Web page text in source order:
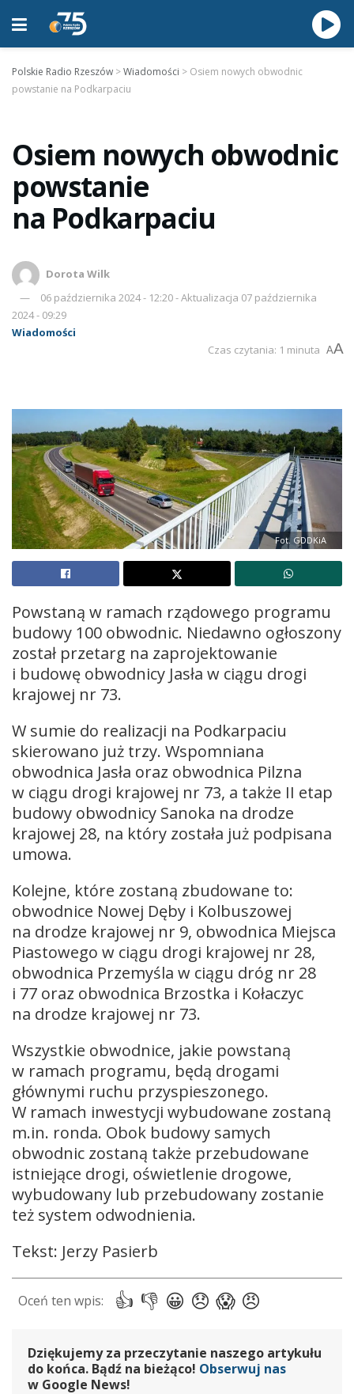
Polskie Radio Rzeszów >Wiadomości > Osiem nowych obwodnic
powstanie na Podkarpaciu
Osiem nowych obwodnic
powstanie
na Podkarpaciu
Dorota Wilk
06 października 2024 - 12:20 - Aktualizacja 07 października
2024 - 09:29
Wiadomości
Czas czytania: 1 minuta AA
Fot. GDDKiA
Powstaną w ramach rządowego programu
budowy 100 obwodnic. Niedawno ogłoszony
został przetarg na zaprojektowanie
i budowę obwodnicy Jasła w ciągu drogi
krajowej nr 73.
W sumie do realizacji na Podkarpaciu
skierowano już trzy. Wspomniana
obwodnica Jasła oraz obwodnica Pilzna
w ciągu drogi krajowej nr 73, a także II etap
budowy obwodnicy Sanoka na drodze
krajowej 28, na który została już podpisana
umowa.
Kolejne, które zostaną zbudowane to:
obwodnice Nowej Dęby i Kolbuszowej
na drodze krajowej nr 9, obwodnica Miejsca
Piastowego w ciągu drogi krajowej nr 28,
obwodnica Przemyśla w ciągu dróg nr 28
i 77 oraz obwodnica Brzostka i Kołaczyc
na drodze krajowej nr 73.
Wszystkie obwodnice, jakie powstaną
w ramach programu, będą drogami
głównymi ruchu przyspieszonego.
W ramach inwestycji wybudowane zostaną
m.in. ronda. Obok budowy samych
obwodnic zostaną także przebudowane
istniejące drogi, oświetlenie drogowe,
wybudowany lub przebudowany zostanie
też system odwodnienia.
Tekst: Jerzy Pasierb
Dziękujemy za przeczytanie naszego artykułu
do końca. Bądź na bieżąco! Obserwuj nas
w Google News!